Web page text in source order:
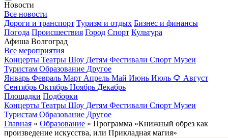
Новости
Все новости
Дороги и транспорт Туризм и отдых Бизнес и финансы
Погода Происшествия Город Спорт Культура
Афиша Волгоград
Все мероприятия
Концерты Театры Шоу Детям Фестивали Спорт Музеи
Туристам Образование Другое
Январь Февраль Март Апрель Май Июнь Июль 🌻 Август
Сентябрь Октябрь Ноябрь Декабрь
Площадки Подборки
Концерты Театры Шоу Детям Фестивали Спорт Музеи
Туристам Образование Другое
Главная » Образование » Программа «Книжный обрез как
произведение искусства, или Прикладная магия»